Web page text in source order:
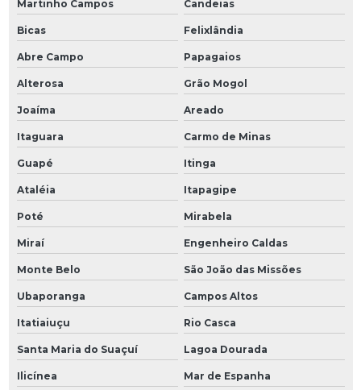
Martinho Campos Candeias
Bicas Felixlândia
Abre Campo Papagaios
Alterosa Grão Mogol
Joaíma Areado
Itaguara Carmo de Minas
Guapé Itinga
Ataléia Itapagipe
Poté Mirabela
Miraí Engenheiro Caldas
Monte Belo São João das Missões
Ubaporanga Campos Altos
Itatiaiuçu Rio Casca
Santa Maria do Suaçuí Lagoa Dourada
Ilicínea Mar de Espanha